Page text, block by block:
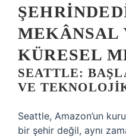
MEKÂNSAL
KÜRESEL
SEATTLE:
VE
Seattle, Amazon’un
bir şehir değil, aynı